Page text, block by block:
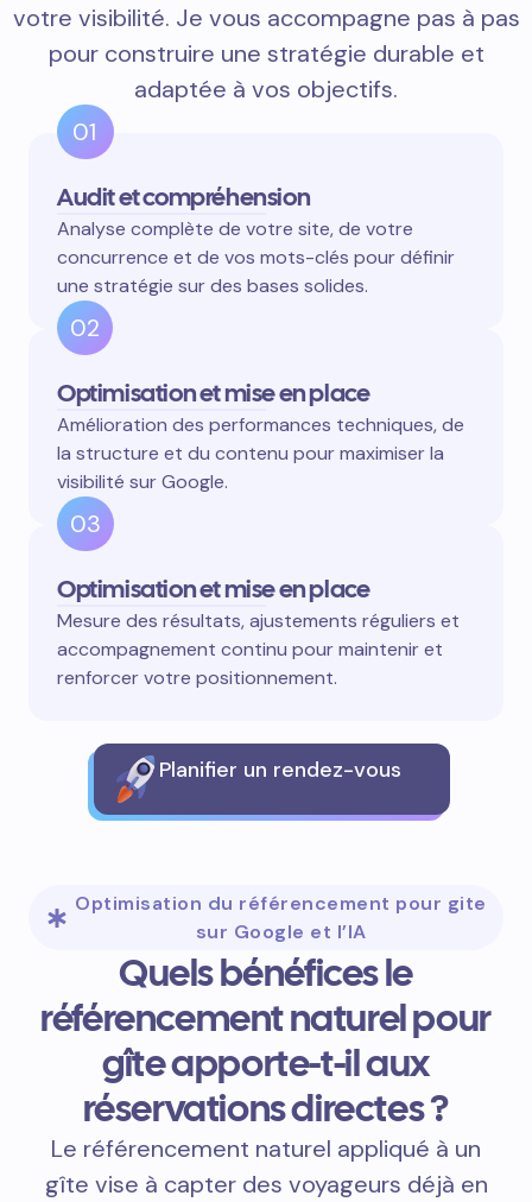
votre visibilité. Je vous accompagne pas à pas
pour construire une stratégie durable et
adaptée à vos objectifs.
01
Audit et compréhension
Analyse complète de votre site, de votre
concurrence et de vos mots-clés pour définir
une stratégie sur des bases solides.
02
Optimisation et mise en place
Amélioration des performances techniques, de
la structure et du contenu pour maximiser la
visibilité sur Google.
03
Optimisation et mise en place
Mesure des résultats, ajustements réguliers et
accompagnement continu pour maintenir et
renforcer votre positionnement.
Planifier un rendez-vous
Optimisation du référencement pour gite
sur Google et l’IA
Quels bénéfices le
référencement naturel pour
gîte apporte-t-il aux
réservations directes ?
Le référencement naturel appliqué à un
gîte vise à capter des voyageurs déjà en